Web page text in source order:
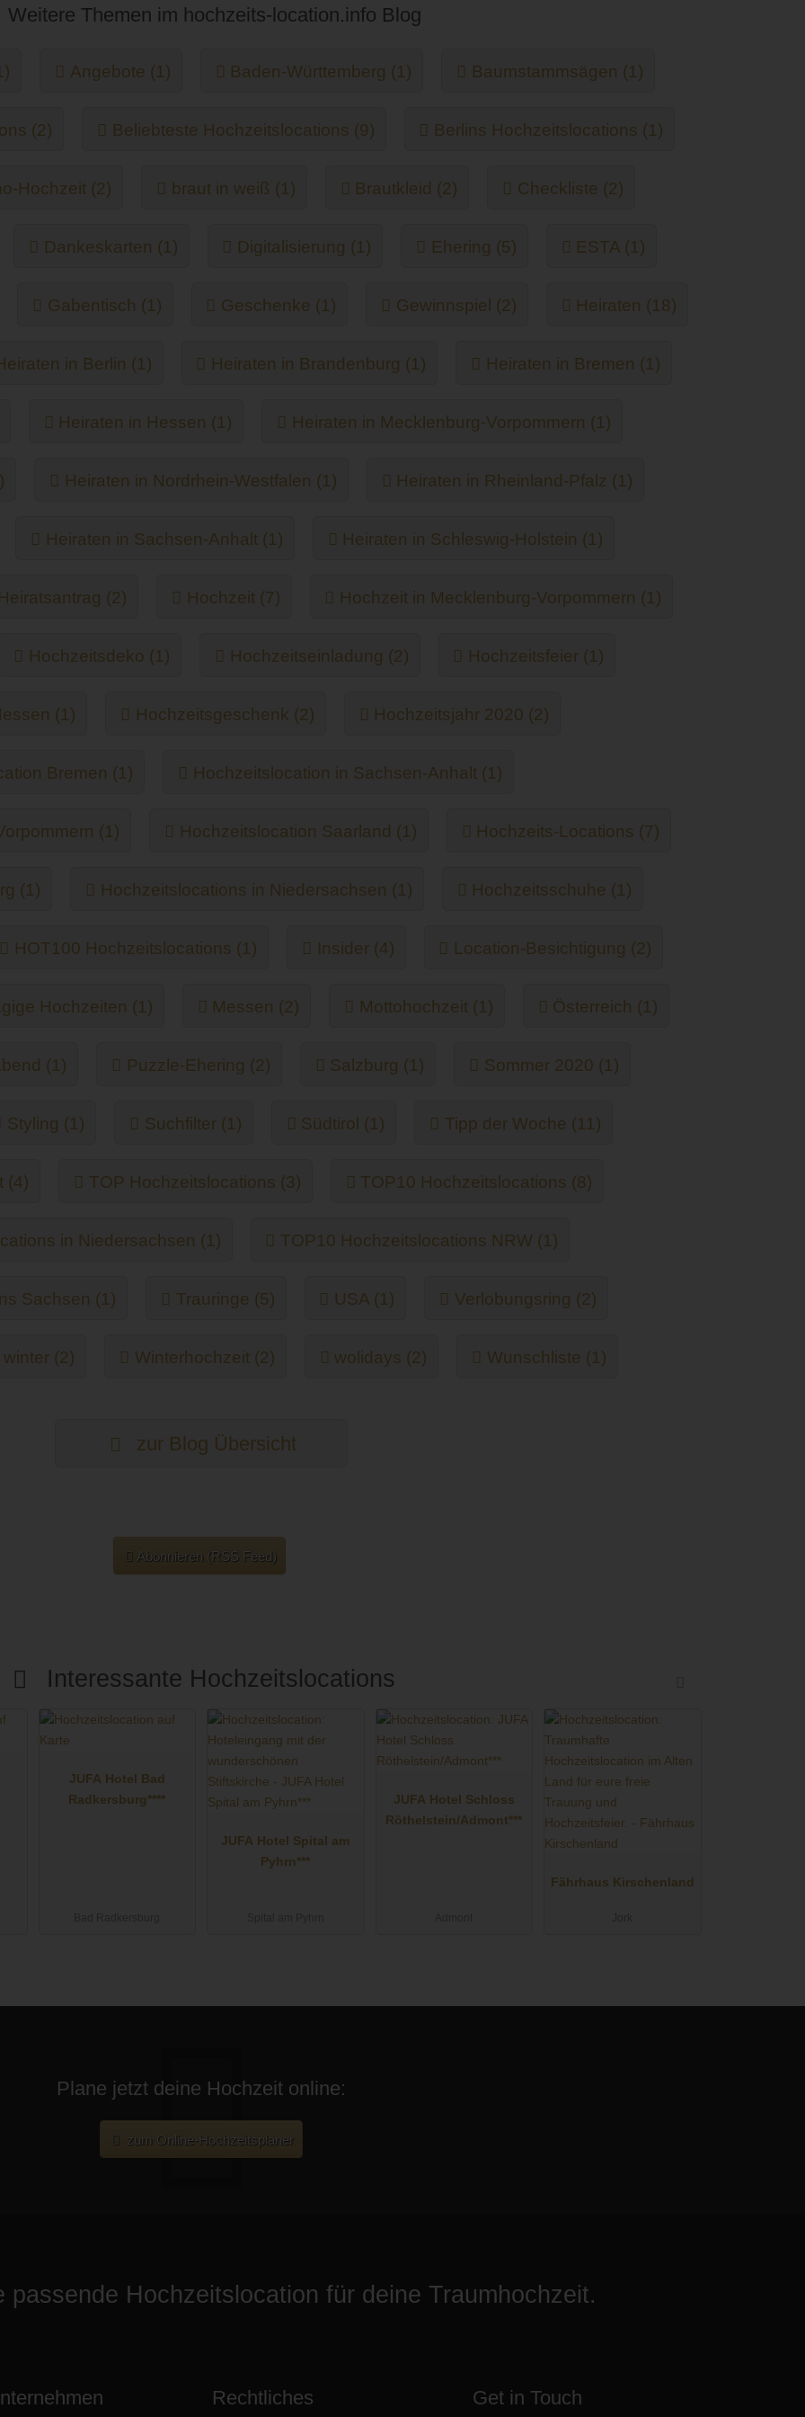
Weitere Themen im hochzeits-location.info Blog
Angebote (1) Baden-Württemberg (1) Baumstammsägen (1)
(2) Beliebteste Hochzeitslocations (9) Berlins Hochzeitslocations (1)
Hochzeit (2) braut in weiß (1) Brautkleid (2) Checkliste (2)
Dankeskarten (1) Digitalisierung (1) Ehering (5) ESTA (1)
Gabentisch (1) Geschenke (1) Gewinnspiel (2) Heiraten (18)
in Berlin (1) Heiraten in Brandenburg (1) Heiraten in Bremen (1)
Heiraten in Hessen (1) Heiraten in Mecklenburg-Vorpommern (1)
Heiraten in Nordrhein-Westfalen (1) Heiraten in Rheinland-Pfalz (1)
Heiraten in Sachsen-Anhalt (1) Heiraten in Schleswig-Holstein (1)
(2) Hochzeit (7) Hochzeit in Mecklenburg-Vorpommern (1)
Hochzeitsdeko (1) Hochzeitseinladung (2) Hochzeitsfeier (1)
(1) Hochzeitsgeschenk (2) Hochzeitsjahr 2020 (2)
Bremen (1) Hochzeitslocation in Sachsen-Anhalt (1)
(1) Hochzeitslocation Saarland (1) Hochzeits-Locations (7)
(1) Hochzeitslocations in Niedersachsen (1) Hochzeitsschuhe (1)
HOT100 Hochzeitslocations (1) Insider (4) Location-Besichtigung (2)
Hochzeiten (1) Messen (2) Mottohochzeit (1) Österreich (1)
(1) Puzzle-Ehering (2) Salzburg (1) Sommer 2020 (1)
Styling (1) Suchfilter (1) Südtirol (1) Tipp der Woche (11)
(4) TOP Hochzeitslocations (3) TOP10 Hochzeitslocations (8)
in Niedersachsen (1) TOP10 Hochzeitslocations NRW (1)
Sachsen (1) Trauringe (5) USA (1) Verlobungsring (2)
winter (2) Winterhochzeit (2) wolidays (2) Wunschliste (1)
zur Blog Übersicht
Abonnieren (RSS Feed)
Interessante Hochzeitslocations
JUFA Hotel Bad
Radkersburg****
JUFA Hotel Spital am
Pyhrn***
JUFA Hotel Schloss
Röthelstein/Admont***
Fährhaus Kirschenland
Plane jetzt deine Hochzeit online:
zum Online-Hochzeitsplaner
passende Hochzeitslocation für deine Traumhochzeit.
Rechtliches Get in Touch